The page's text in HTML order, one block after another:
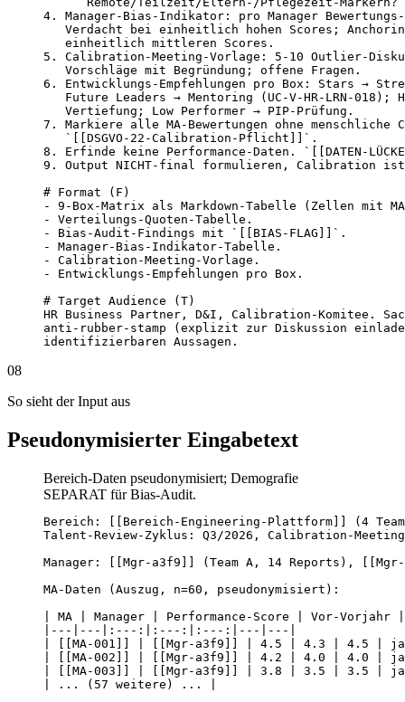
4. Manager-Bias-Indikator: pro Manager
Verdacht bei einheitlich hohen Scores;
   einheitlich mittleren Scores.
5. Calibration-Meeting-Vorlage: 5-10 Outlier-
   Vorschläge mit Begründung; offene Fragen.
6. Entwicklungs-Empfehlungen pro Box: Stars →
Future Leaders → Mentoring (UC-V-HR-LRN-018);
   Vertiefung; Low Performer → PIP-Prüfung.
7. Markiere alle MA-Bewertungen ohne
   `[[DSGVO-22-Calibration-Pflicht]]`.
8. Erfinde keine Performance-Daten. `[[DATEN-
9. Output NICHT-final formulieren, Calibration ist
# Format (F)
- 9-Box-Matrix als Markdown-Tabelle (Zellen mit MA-
- Verteilungs-Quoten-Tabelle.
- Bias-Audit-Findings mit `[[BIAS-FLAG]]`.
- Manager-Bias-Indikator-Tabelle.
- Calibration-Meeting-Vorlage.
- Entwicklungs-Empfehlungen pro Box.
# Target Audience (T)
HR Business Partner, D&I, Calibration-Komitee.
anti-rubber-stamp (explizit zur Diskussion
identifizierbaren Aussagen.
08
So sieht der Input aus
Pseudonymisierter Eingabetext
Bereich-Daten pseudonymisiert; Demografie
SEPARAT für Bias-Audit.
Bereich: [[Bereich-Engineering-Plattform]] (4
Talent-Review-Zyklus: Q3/2026, Calibration-
Manager: [[Mgr-a3f9]] (Team A, 14 Reports),
MA-Daten (Auszug, n=60, pseudonymisiert):
| MA | Manager | Performance-Score | Vor-
|---|---|:---:|:---:|:---:|---|---|
| [[MA-001]] | [[Mgr-a3f9]] | 4.5 | 4.3 | 4.5 |
| [[MA-002]] | [[Mgr-a3f9]] | 4.2 | 4.0 | 4.0 |
| [[MA-003]] | [[Mgr-a3f9]] | 3.8 | 3.5 | 3.5 |
| ... (57 weitere) ... |